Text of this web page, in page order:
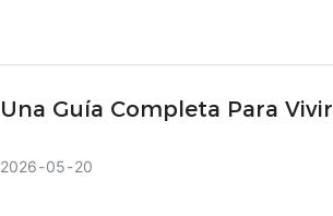
Una Guía Completa Para
2026 05 20